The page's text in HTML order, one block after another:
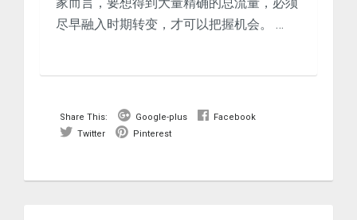
家而言，要想得到大量精确的总流量，必须
尽早融入时期转变，才可以把握机会。 …
Share This: Google-plus
Facebook
Twitter
Pinterest